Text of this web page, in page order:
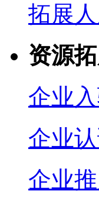
拓展
资源
企业
企业
企业